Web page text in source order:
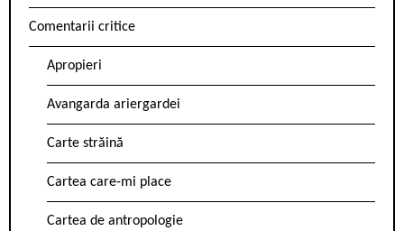
Comentarii critice
Apropieri
Avangarda ariergardei
Carte străină
Cartea care-mi place
Cartea de antropologie